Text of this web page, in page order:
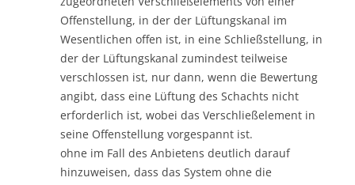
Offenstellung, in der der Lüftungskanal im
Wesentlichen offen ist, in eine Schließstellung, in
der der Lüftungskanal zumindest teilweise
verschlossen ist, nur dann, wenn die Bewertung
angibt, dass eine Lüftung des Schachts nicht
erforderlich ist, wobei das Verschließelement in
seine Offenstellung vorgespannt ist.
ohne im Fall des Anbietens deutlich darauf
hinzuweisen, dass das System ohne die